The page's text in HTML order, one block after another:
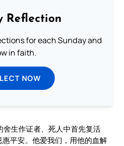
Reflection
for each Sunday and
in faith.
NOW
舍生作证者、死人中首先复活
平安。他爱我们，用他的血解